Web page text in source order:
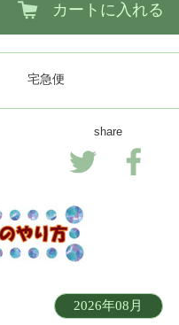
カートに入れる
宅急便
share
2026年08月